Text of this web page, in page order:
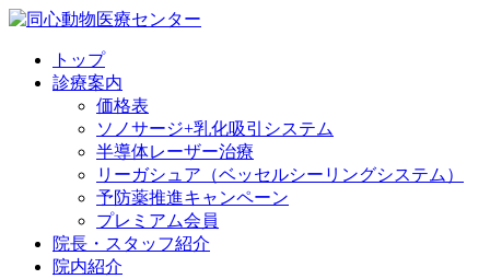
トップ
診療案内
価格表
ソノサージ+乳化吸引システム
半導体レーザー治療
リーガシュア（ベッセルシーリングシステム）
予防薬推進キャンペーン
プレミアム会員
院長・ スタッフ紹介
院内紹介